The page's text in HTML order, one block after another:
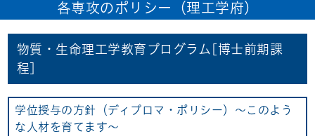
各専攻のポリシー（理工学府）
物質・生命理工学教育プログラム[博士前期課
程]
学位授与の方針（ディプロマ・ポリシー）～このよう
な人材を育てます～